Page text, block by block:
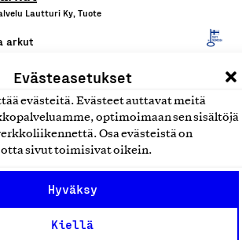
Evästeasetukset
evästeitä. Evästeet auttavat meitä
optimoimaan sen sisältöjä
Osa evästeistä on
sivut toimisivat oikein.
Hyväksy
Kiellä
Lautturi Ky, Tuote
arkut
arkut
Tuote
arkut